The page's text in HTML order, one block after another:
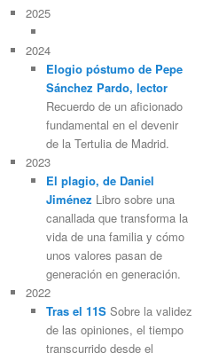
2025
2024
Elogio póstumo de Pepe
Sánchez Pardo, lector
Recuerdo de un aficionado
fundamental en el devenir
de la Tertulia de Madrid.
2023
El plagio, de Daniel
Jiménez Libro sobre una
canallada que transforma la
vida de una familia y cómo
unos valores pasan de
generación en generación.
2022
Tras el 11SSobre la validez
de las opiniones, el tiempo
transcurrido desde el